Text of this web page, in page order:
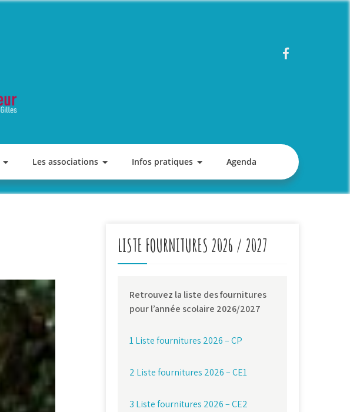
Les associations Infos pratiques Agenda
LISTE FOURNITURES 2026 / 2027
Retrouvez la liste des fournitures
pour l’année scolaire 2026/2027
1 Liste fournitures 2026 – CP
2 Liste fournitures 2026 – CE1
3 Liste fournitures 2026 – CE2